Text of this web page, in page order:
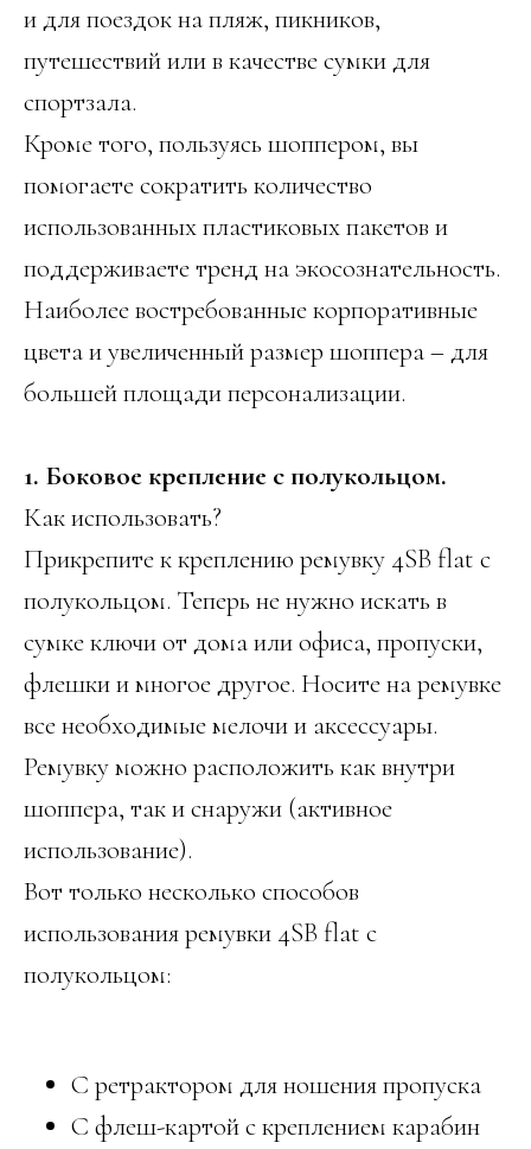
и для поездок на пляж, пикников,
путешествий или в качестве сумки для
спортзала.
Кроме того, пользуясь шоппером, вы
помогаете сократить количество
использованных пластиковых пакетов и
поддерживаете тренд на экосознательность.
Наиболее востребованные корпоративные
цвета и увеличенный размер шоппера – для
большей площади персонализации.
1. Боковое крепление с полукольцом.
Как использовать?
Прикрепите к креплению ремувку 4SB flat с
полукольцом. Теперь не нужно искать в
сумке ключи от дома или офиса, пропуски,
флешки и многое другое. Носите на ремувке
все необходимые мелочи и аксессуары.
Ремувку можно расположить как внутри
шоппера, так и снаружи (активное
использование).
Вот только несколько способов
использования ремувки 4SB flat с
полукольцом:
С ретрактором для ношения пропуска
С флеш-картой с креплением карабин